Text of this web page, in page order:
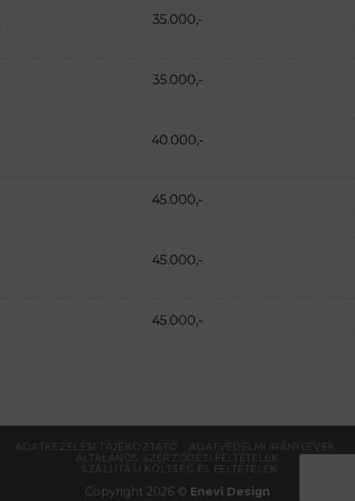
35.000,-
35.000,-
40.000,-
45.000,-
45.000,-
45.000,-
ADATKEZELÉSI TÁJÉKOZTATÓ
ADATVÉDELMI IRÁNYLEVEK
ÁLTALÁNOS SZERZŐDÉSI FELTÉTELEK
SZÁLLÍTÁSI KÖLTSÉG ÉS FELTÉTELEK
Copyright 2026 © Enevi Design